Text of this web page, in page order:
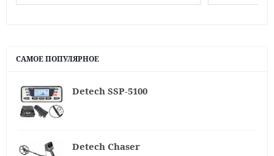
САМОЕ ПОПУЛЯРНОЕ
Detech SSP-5100
Detech Chaser